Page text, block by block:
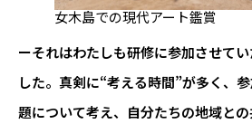
女木島での現代アート鑑賞
ーそれはわたしも研修に参加させて
した。真剣に“考える時間”が多く、
題について考え、自分たちの地域と